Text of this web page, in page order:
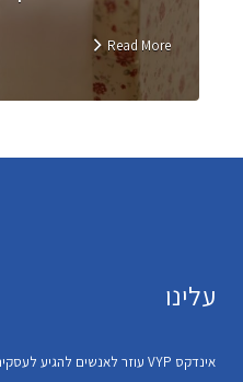
Read More
עלינו
אינדקס VYP עוזר לאנשים להגיע לעסקים הכי מומלצים באזור שלהם